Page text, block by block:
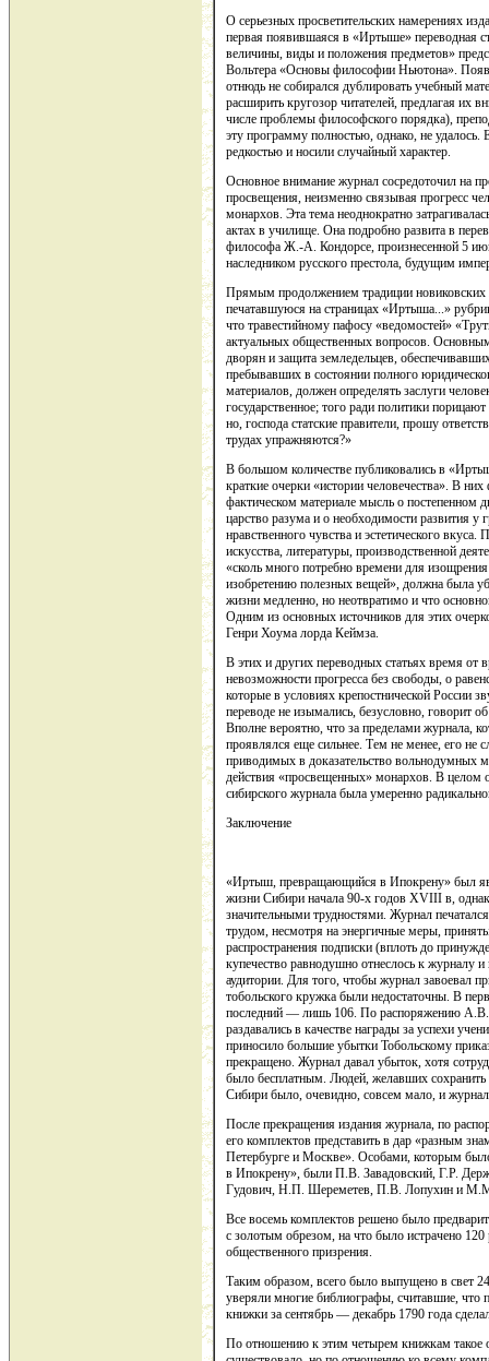
О серьезных просветительских намерениях
первая появившаяся в «Иртыше» переводная
величины, виды и положения предметов»
Вольтера «Основы философии Ньютона».
отнюдь не собирался дублировать учебный
расширить кругозор читателей, предлагая
числе проблемы философского порядка),
эту программу полностью, однако, не
редкостью и носили случайный характер.
Основное внимание журнал сосредоточил на
просвещения, неизменно связывая прогресс
монархов. Эта тема неоднократно
актах в училище. Она подробно развита в
философа Ж.-А. Кондорсе, произнесенной 5
наследником русского престола, будущим
Прямым продолжением традиции новиковских
печатавшуюся на страницах «Иртыша...»
что травестийному пафосу «ведомостей»
актуальных общественных вопросов.
дворян и защита земледельцев,
пребывавших в состоянии полного
материалов, должен определять заслуги
государственное; того ради политики
но, господа статские правители, прошу
трудах упражняются?»
В большом количестве публиковались в
краткие очерки «истории человечества». В
фактическом материале мысль о постепенном
царство разума и о необходимости развития у
нравственного чувства и эстетического
искусства, литературы, производственной
«сколь много потребно времени для
изобретению полезных вещей», должна была
жизни медленно, но неотвратимо и что
Одним из основных источников для этих
Генри Хоума лорда Кеймза.
В этих и других переводных статьях время от
невозможности прогресса без свободы, о
которые в условиях крепостнической России
переводе не изымались, безусловно, говорит
Вполне вероятно, что за пределами журнала,
проявлялся еще сильнее. Тем не менее, его не
приводимых в доказательство вольнодумных
действия «просвещенных» монархов. В целом
сибирского журнала была умеренно
Заключение
«Иртыш, превращающийся в Ипокрену» был
жизни Сибири начала 90-х годов XVIII в,
значительными трудностями. Журнал
трудом, несмотря на энергичные меры,
распространения подписки (вплоть до
купечество равнодушно отнеслось к журналу
аудитории. Для того, чтобы журнал завоевал
тобольского кружка были недостаточны. В
последний — лишь 106. По распоряжению А.В.
раздавались в качестве награды за успехи
приносило большие убытки Тобольскому
прекращено. Журнал давал убыток, хотя
было бесплатным. Людей, желавших
Сибири было, очевидно, совсем мало, и
После прекращения издания журнала, по
его комплектов представить в дар «разным
Петербурге и Москве». Особами, которым
в Ипокрену», были П.В. Завадовский, Г.Р.
Гудович, Н.П. Шереметев, П.В. Лопухин и
Все восемь комплектов решено было
с золотым обрезом, на что было истрачено 120
общественного призрения.
Таким образом, всего было выпущено в свет
уверяли многие библиографы, считавшие, что
книжки за сентябрь — декабрь 1790 года
По отношению к этим четырем книжкам такое